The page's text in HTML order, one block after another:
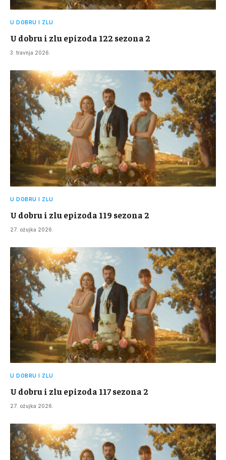
U DOBRU I ZLU
U dobru i zlu epizoda 122 sezona 2
3. travnja 2026.
U DOBRU I ZLU
U dobru i zlu epizoda 119 sezona 2
27. ožujka 2026.
U DOBRU I ZLU
U dobru i zlu epizoda 117 sezona 2
27. ožujka 2026.